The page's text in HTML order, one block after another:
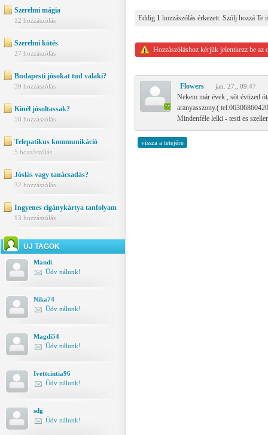
Szerelmi mágia
12 hozzászólás
Szerelmi kötés
27 hozzászólás
Budapesti jósokat tud valaki?
39 hozzászólás
Kinél jósoltassak?
58 hozzászólás
Telepatikus kommunikáció
5 hozzászólás
Jóslás vagy tanácsadás?
32 hozzászólás
Ingyenes cigánykártya tanfolyam
13 hozzászólás
ÚJ TAGOK
Mandi
Üdv nálunk!
Nika74
Üdv nálunk!
Magdi54
Üdv nálunk!
Ivettcintia96
Üdv nálunk!
sdg
Üdv nálunk!
Eddig 1 hozzászólás érkezett. Szólj hozzá Te
Hozzászóláshoz kérjük jelentkezz be az
Flowers jan. 27., 09:47
Nekem már évek , sőt évtized
aranyasszony.(
Mindenféle lelki - testi es
vissza a tetejére